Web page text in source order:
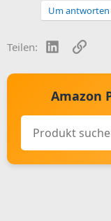
Um
Teilen: LinkedInLink
Amazon